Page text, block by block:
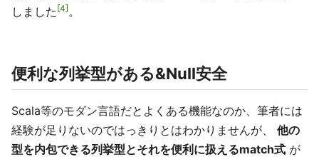
しました 4 。
便利な列挙型がある&Null安全
Scala等のモダン言語だとよくある機能なのか、筆者には
経験が足りないのではっきりとはわかりませんが、 他の
型を内包できる列挙型とそれを便利に扱えるmatch式 が